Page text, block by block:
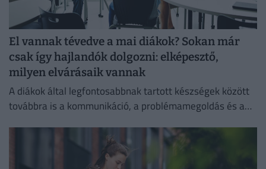
El vannak tévedve a mai diákok? Sokan már
csak így hajlandók dolgozni: elképesztő,
milyen elvárásaik vannak
A diákok által legfontosabbnak tartott készségek között
továbbra is a kommunikáció, a problémamegoldás és a